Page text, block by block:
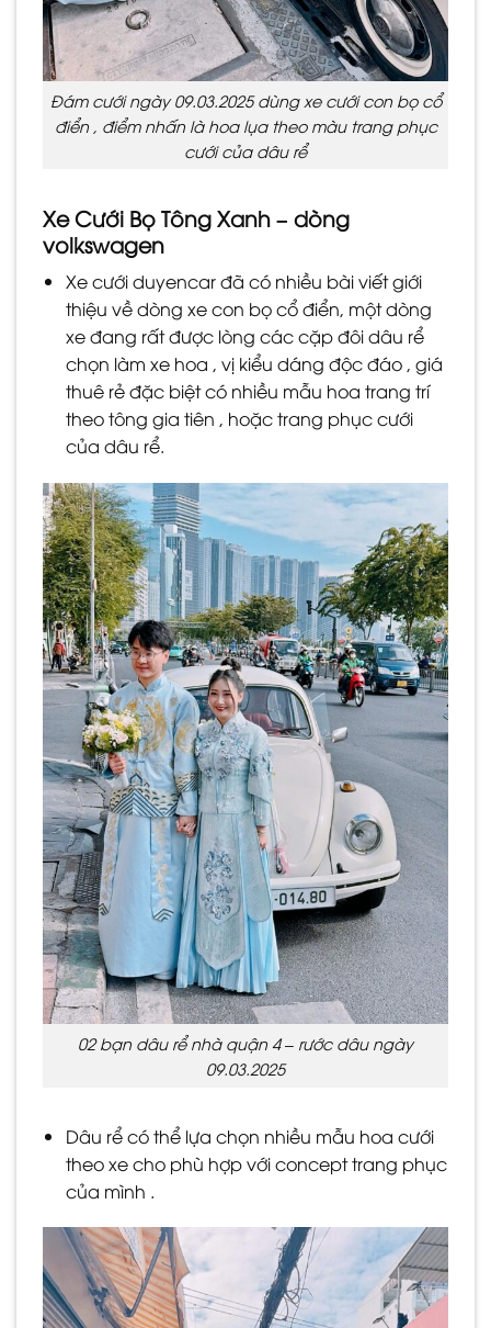
Đám cưới ngày 09.03.2025 dùng xe cưới con bọ cổ
điển , điểm nhấn là hoa lụa theo màu trang phục
cưới của dâu rể
Xe Cưới Bọ Tông Xanh – dòng
volkswagen
Xe cưới duyencar đã có nhiều bài viết giới
thiệu về dòng xe con bọ cổ điển, một dòng
xe đang rất được lòng các cặp đôi dâu rể
chọn làm xe hoa , vị kiểu dáng độc đáo , giá
thuê rẻ đặc biệt có nhiều mẫu hoa trang trí
theo tông gia tiên , hoặc trang phục cưới
của dâu rể.
02 bạn dâu rể nhà quận 4 – rước dâu ngày
09.03.2025
Dâu rể có thể lựa chọn nhiều mẫu hoa cưới
theo xe cho phù hợp với concept trang phục
của mình .